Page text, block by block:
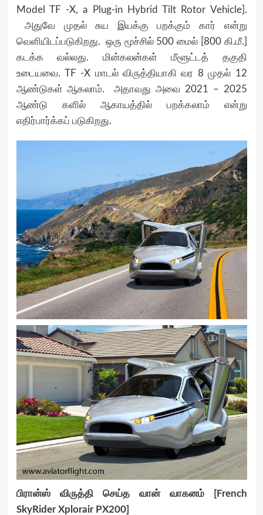
Model TF -X, a Plug-in Hybrid Tilt Rotor Vehicle].
அதுவே முதல் சுய இயக்கு பறக்கும் கார் என்று
வெளியிடப்படுகிறது. ஒரு மூச்சில் 500 மைல் [800 கி.மீ.]
கடக்க வல்லது. மின்கலன்கள் மீளூட்டத் தகுதி
உடையவை. TF -X மாடல் விருத்தியாகி வர 8 முதல் 12
ஆண்டுகள் ஆகலாம். அதாவது அவை 2021 – 2025
ஆண்டு களில் ஆகாயத்தில் பறக்கலாம் என்று
எதிர்பார்க்கப் படுகிறது.
பிரான்ஸ் விருத்தி செய்த வான் வாகனம் [French
SkyRider Xplorair PX200]